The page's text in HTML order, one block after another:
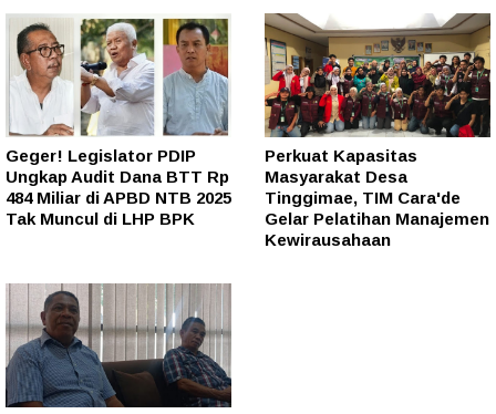
Geger! Legislator PDIP
Ungkap Audit Dana BTT Rp
484 Miliar di APBD NTB 2025
Tak Muncul di LHP BPK
Perkuat Kapasitas
Masyarakat Desa
Tinggimae, TIM Cara'de
Gelar Pelatihan Manajemen
Kewirausahaan